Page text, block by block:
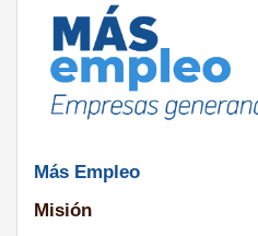
Más Empleo
Misión